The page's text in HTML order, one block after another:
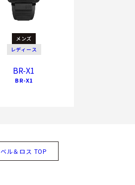
メンズ
レディース
BR-X1
BR-X1
ベル＆ロス TOP